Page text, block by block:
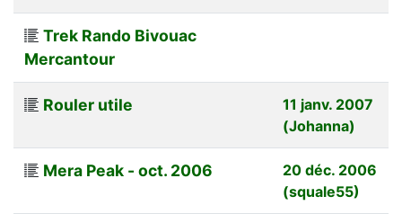
Trek Rando Bivouac
Mercantour
Rouler utile
11 janv. 2007
(Johanna)
Mera Peak - oct. 2006
20 déc. 2006
(squale55)